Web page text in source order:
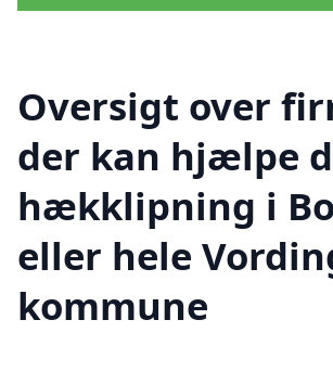
Oversigt over
der kan hjælpe
hækklipning i
eller hele
kommune